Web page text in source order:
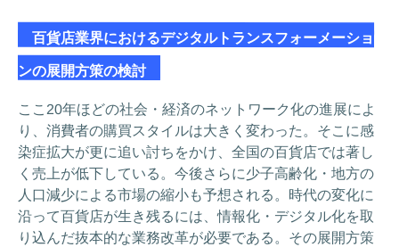
百貨店業界におけるデジタルトランスフォーメーショ
ンの展開方策の検討
ここ20年ほどの社会・経済のネットワーク化の進展によ
り、消費者の購買スタイルは大きく変わった。そこに感
染症拡大が更に追い討ちをかけ、全国の百貨店では著し
く売上が低下している。今後さらに少子高齢化・地方の
人口減少による市場の縮小も予想される。時代の変化に
沿って百貨店が生き残るには、情報化・デジタル化を取
り込んだ抜本的な業務改革が必要である。その展開方策